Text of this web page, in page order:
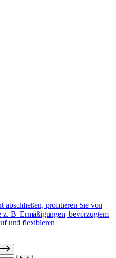
abschließen, profitieren Sie von
z. B. Ermäßigungen, bevorzugtem
und flexibleren